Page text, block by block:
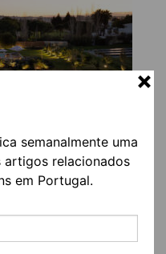
semanalmente uma
relacionados
em Portugal.
– THE